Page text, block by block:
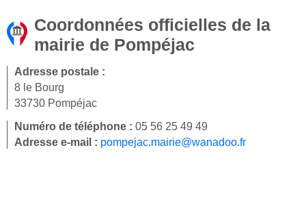
Coordonnées officielles de la
mairie de Pompéjac
Adresse postale :
8 le Bourg
33730 Pompéjac
Numéro de téléphone : 05 56 25 49 49
Adresse e-mail : pompejac.mairie@wanadoo.fr